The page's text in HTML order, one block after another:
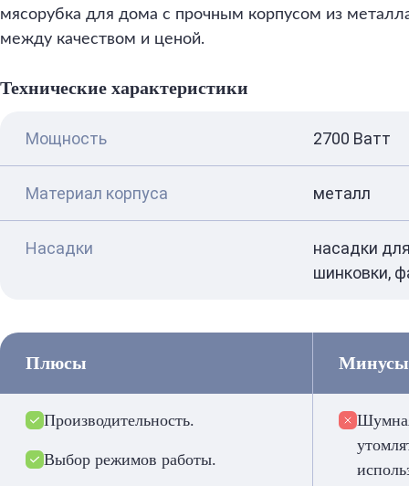
мясорубка для дома с прочным корпусом из
между качеством и ценой.
Технические характеристики
Мощность 2700 Ватт
Материал корпуса металл
Насадки
насадки
шинковки,
Плюсы
Производительность.
Выбор режимов работы.
Минусы